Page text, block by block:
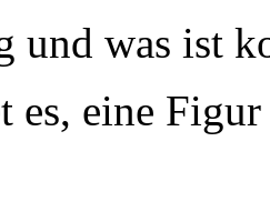
und was ist
es, eine